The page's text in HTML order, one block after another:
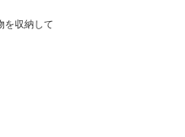
を収納して